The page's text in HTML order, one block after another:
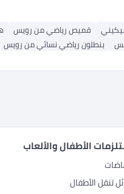
قميص رياضي من رويس
بنطلون رياضي نسائي من رويس
الأطفال والألعاب
تنقل الأطفال